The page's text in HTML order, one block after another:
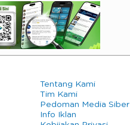
Tentang Kami
Tim Kami
Pedoman Media Siber
Info Iklan